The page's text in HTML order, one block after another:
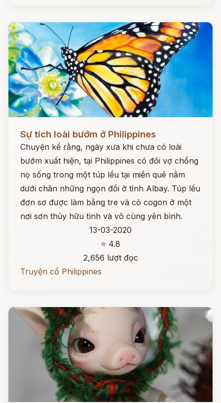
Sự tích loài bướm ở Philippines
Chuyện kể rằng, ngày xưa khi chưa có loài
bướm xuất hiện, tại Philippines có đôi vợ chồng
nọ sống trong một túp lều tại miền quê nằm
dưới chân những ngọn đồi ở tỉnh Albay. Túp lều
đơn sơ được làm bằng tre và cỏ cogon ở một
nơi sơn thủy hữu tình và vô cùng yên bình.
13-03-2020
⭐ 4.8
2,656 lượt đọc
Truyện cổ Philippines